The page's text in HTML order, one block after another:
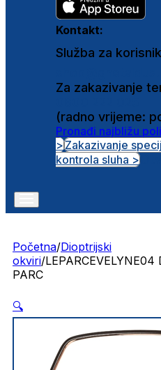
Kontakt:
Služba za
Za zakazivanje
(radno vrijeme:
Pronađi najbližu
>Zakazivanje
kontrola sluha >
Početna/Dioptrijski
okviri/
PARC
🔍